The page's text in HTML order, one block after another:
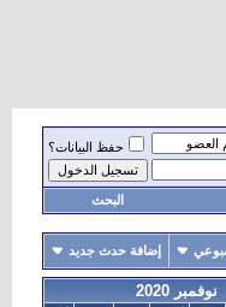
حفظ البيانات؟
البحث
إضافة حدث جديد
نوفمبر 2020